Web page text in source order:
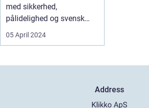
med sikkerhed,
pålidelighed og svensk
ingeniørkunst. ...
05 April 2024
Address